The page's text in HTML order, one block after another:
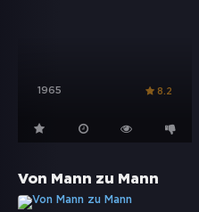
1965 8.2
Von Mann zu Mann